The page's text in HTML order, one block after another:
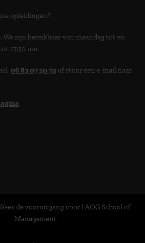
opleidingen?
We zijn bereikbaar van maandag tot en
17:30 uur.
06 83 07 50 72 of stuur een e-mail naar
de vooruitgang voor | AOG School of
Management